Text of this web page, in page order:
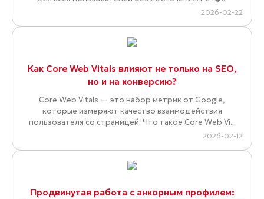
2026-02-22
Как Core Web Vitals влияют не только на SEO,
но и на конверсию?
Core Web Vitals — это набор метрик от Google,
которые измеряют качество взаимодействия
пользователя со страницей. Что такое Core Web Vi...
2026-02-12
Продвинутая работа с анкорным профилем: